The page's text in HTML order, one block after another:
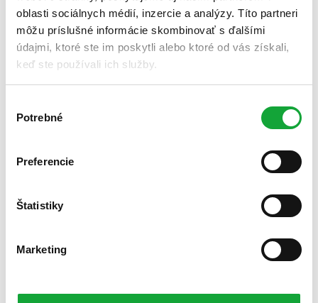
oblasti sociálnych médií, inzercie a analýzy. Títo partneri
môžu príslušné informácie skombinovať s ďalšími
údajmi, ktoré ste im poskytli alebo ktoré od vás získali,
keď ste používali ich služby.
súhlasu
Potrebné
Preferencie
Štatistiky
Marketing